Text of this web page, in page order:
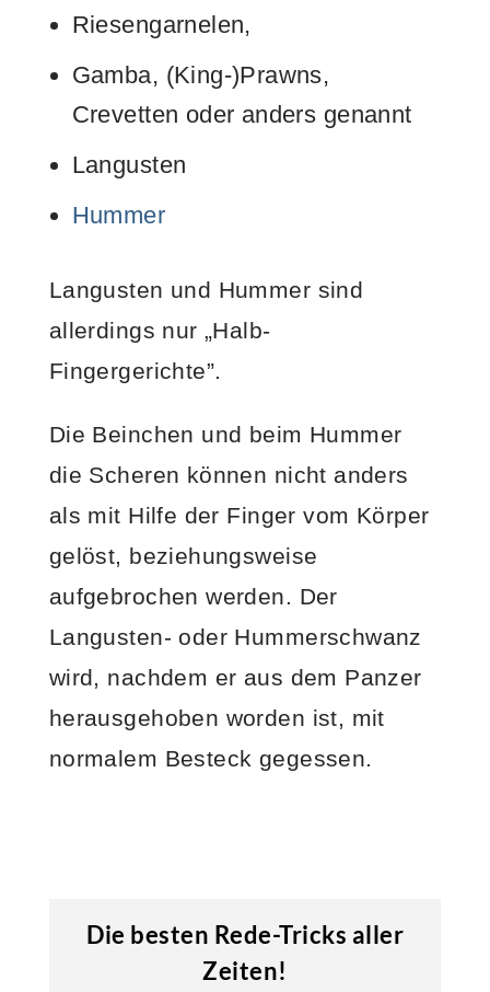
Riesengarnelen,
Gamba, (King-)Prawns,
Crevetten oder anders genannt
Langusten
Hummer
Langusten und Hummer sind
allerdings nur „Halb-
Fingergerichte”.
Die Beinchen und beim Hummer
die Scheren können nicht anders
als mit Hilfe der Finger vom Körper
gelöst, beziehungsweise
aufgebrochen werden. Der
Langusten- oder Hummerschwanz
wird, nachdem er aus dem Panzer
herausgehoben worden ist, mit
normalem Besteck gegessen.